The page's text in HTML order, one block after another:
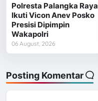
Polresta Palangka Raya
Ikuti Vicon Anev Posko
Presisi Dipimpin
Wakapolri
06 August, 2026
Posting Komentar